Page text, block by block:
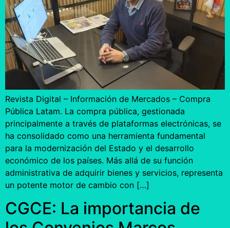
Revista Digital – Información de Mercados – Compra
Pública Latam. La compra pública, gestionada
principalmente a través de plataformas electrónicas, se
ha consolidado como una herramienta fundamental
para la modernización del Estado y el desarrollo
económico de los países. Más allá de su función
administrativa de adquirir bienes y servicios, representa
un potente motor de cambio con […]
CGCE: La importancia de